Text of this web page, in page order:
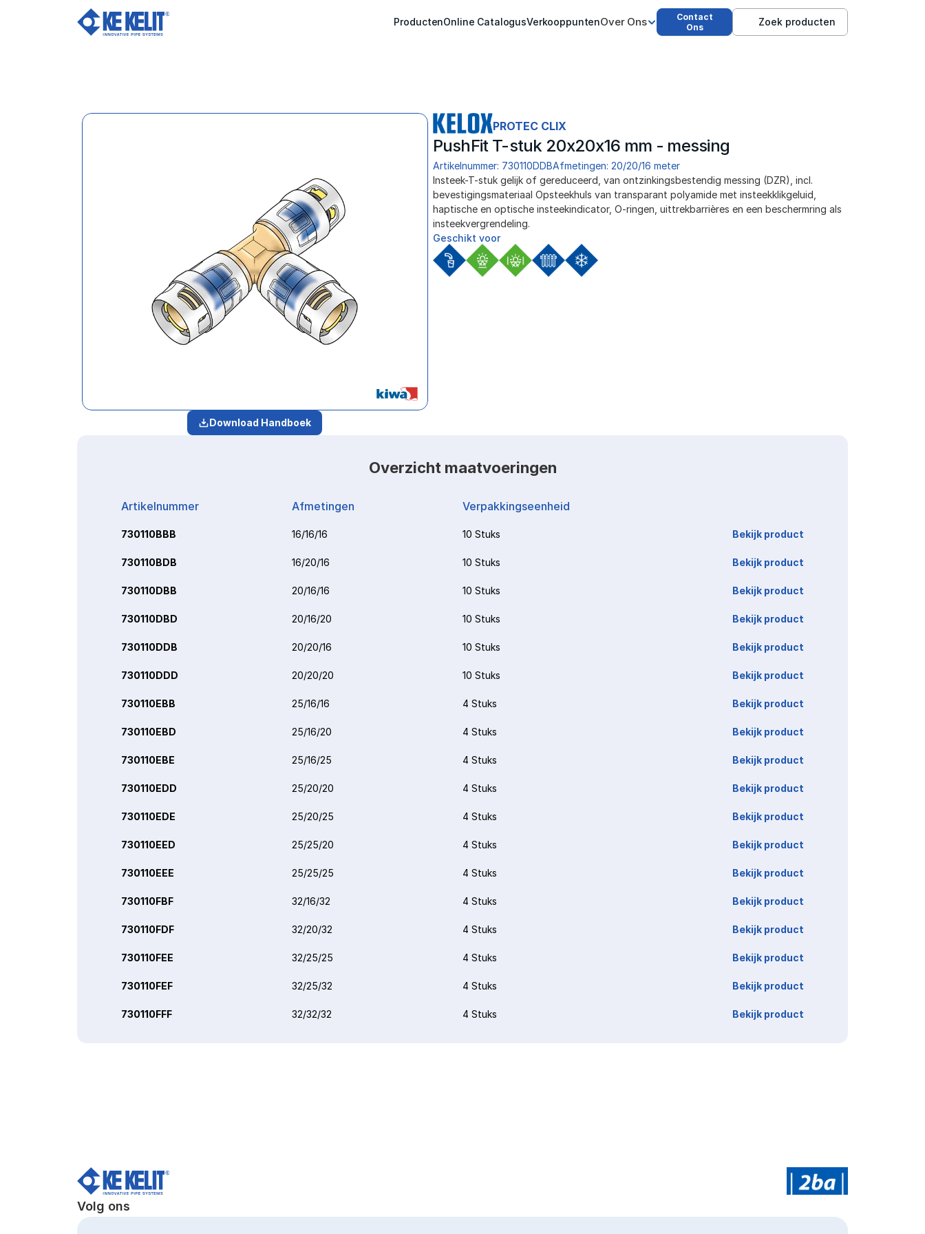
ProductenOnline CatalogusVerkooppuntenOver Ons
Contact
Ons
Zoek producten
Download Handboek
PROTEC CLIX
PushFit T-stuk 20x20x16 mm - messing
Artikelnummer: 730110DDBAfmetingen: 20/20/16 meter
﻿Insteek-T-stuk gelijk of gereduceerd, van ontzinkingsbestendig messing (DZR), incl.
bevestigingsmateriaal Opsteekhuls van transparant polyamide met insteekklikgeluid,
haptische en optische insteekindicator, O-ringen, uittrekbarrières en een beschermring als
insteekvergrendeling.
Geschikt voor
Overzicht maatvoeringen
Artikelnummer Afmetingen Verpakkingseenheid
730110BBB 16/16/16 10 Stuks Bekijk product
730110BDB 16/20/16 10 Stuks Bekijk product
730110DBB 20/16/16 10 Stuks Bekijk product
730110DBD 20/16/20 10 Stuks Bekijk product
730110DDB 20/20/16 10 Stuks Bekijk product
730110DDD 20/20/20 10 Stuks Bekijk product
730110EBB 25/16/16 4 Stuks Bekijk product
730110EBD 25/16/20 4 Stuks Bekijk product
730110EBE 25/16/25 4 Stuks Bekijk product
730110EDD 25/20/20 4 Stuks Bekijk product
730110EDE 25/20/25 4 Stuks Bekijk product
730110EED 25/25/20 4 Stuks Bekijk product
730110EEE 25/25/25 4 Stuks Bekijk product
730110FBF 32/16/32 4 Stuks Bekijk product
730110FDF 32/20/32 4 Stuks Bekijk product
730110FEE 32/25/25 4 Stuks Bekijk product
730110FEF 32/25/32 4 Stuks Bekijk product
730110FFF 32/32/32 4 Stuks Bekijk product
Volg ons